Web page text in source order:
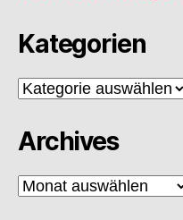
Kategorien
Kategorien
Archives
Archives